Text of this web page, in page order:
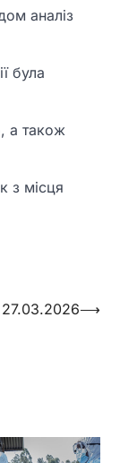
аналіз
була
а також
з місця
27.03.2026⟶